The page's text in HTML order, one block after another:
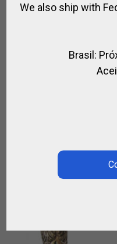
ESPUELAS TEXANAS
We also ship with
Brasil: